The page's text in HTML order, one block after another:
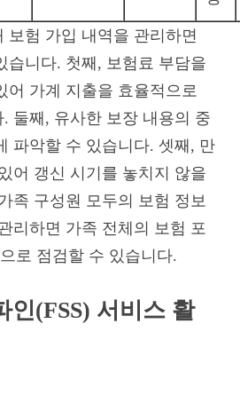
보험 가입 내역을 관리하면
습니다. 첫째, 보험료 부담을
어 가계 지출을 효율적으로
둘째, 유사한 보장 내용의 중
파악할 수 있습니다. 셋째, 만
어 갱신 시기를 놓치지 않을
족 구성원 모두의 보험 정보
리하면 가족 전체의 보험 포
로 점검할 수 있습니다.
인(FSS) 서비스 활